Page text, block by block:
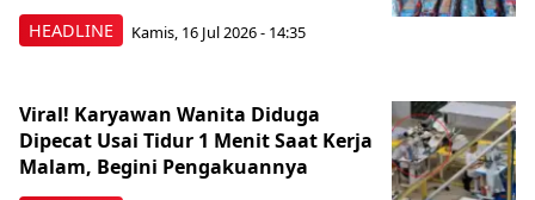
HEADLINE Kamis, 16 Jul 2026 - 14:35
Viral! Karyawan Wanita Diduga
Dipecat Usai Tidur 1 Menit Saat Kerja
Malam, Begini Pengakuannya